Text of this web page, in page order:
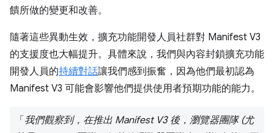
饋所做的變更和改善。
隨著這些異動生效，擴充功能開發人員社群對 Manifest V3
的支援度也大幅提升。具體來說，我們與內容封鎖擴充功能
開發人員的持續對話讓我們感到振奮，因為他們最初認為
Manifest V3 可能會影響他們提供使用者預期功能的能力。
「 我們觀察到，在推出 Manifest V3 後，瀏覽器團隊 (尤